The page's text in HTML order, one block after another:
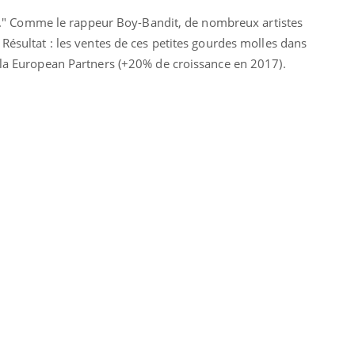
Comme le rappeur Boy-Bandit, de nombreux artistes
: les ventes de ces petites gourdes molles dans
European Partners (+20% de croissance en 2017).
pour Youtube
Insuline & Charge mentale : et si on
osait en parler??Youtube